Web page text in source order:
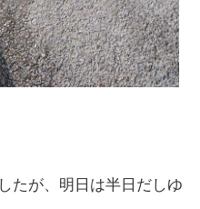
たが、明日は半日だしゆ